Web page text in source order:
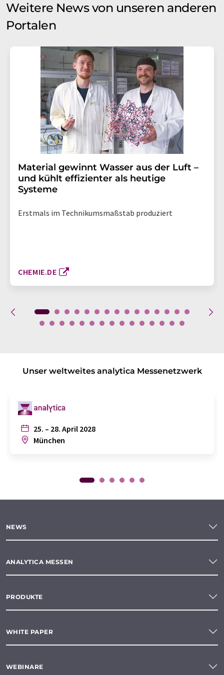
Weitere News von unseren anderen
Portalen
Material gewinnt Wasser aus der Luft –
und kühlt effizienter als heutige
Systeme
Erstmals im Technikumsmaßstab produziert
CHEMIE.DE
Unser weltweites analytica Messenetzwerk
25. – 28. April 2028
München
NEWS
ANALYTICA MESSEN
PRODUKTE
WHITE PAPER
WEBINARE